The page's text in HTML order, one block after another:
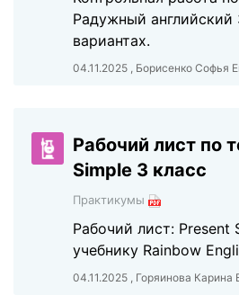
Радужный английский
вариантах.
04.11.2025 , Борисенко Софья
Рабочий лист по
Simple 3 класс
Практикумы
Рабочий лист: Present
учебнику Rainbow
04.11.2025 , Горяинова Карина